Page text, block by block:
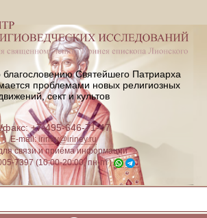
благословению Святейшего Патриарха
проблемами новых религиозных
сект и культов
факс: +7-495-646-71-47
E-mail:iriney@iriney.ru
связи и приёма информации
7397 (10:00-20:00, пн-пт)